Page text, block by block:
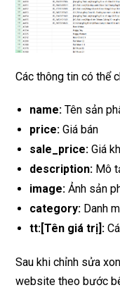
Các thông tin có thể
name: Tên sản
price: Giá bán
sale_price: Giá
description: Mô
image: Ảnh sản
category: Danh
tt:[Tên giá trị]:
Sau khi chỉnh sửa
website theo bước